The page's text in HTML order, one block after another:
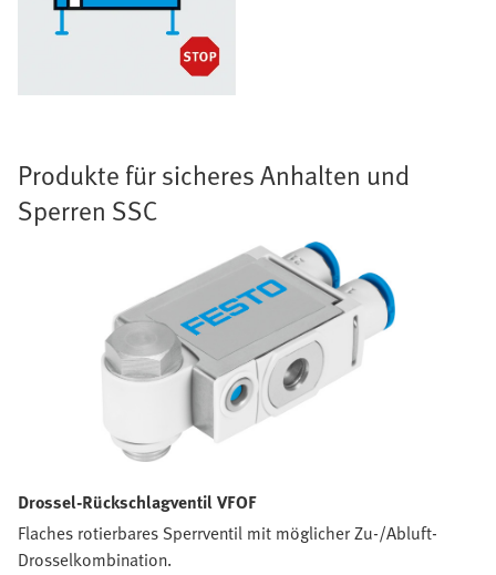
Produkte für sicheres Anhalten und
Sperren SSC
Drossel-Rückschlagventil VFOF
Flaches rotierbares Sperrventil mit möglicher Zu-/Abluft-
Drosselkombination.